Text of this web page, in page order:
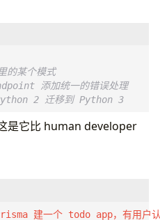
某个模式
添加统一的错误处理
2 迁移到 Python 3
是它比 human developer
建一个 todo app，有用户